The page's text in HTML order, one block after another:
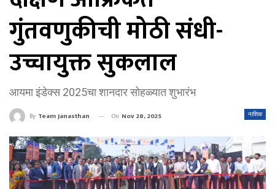
गुंतवणुकीची मोठी संधी-
उच्चायुक्त सुकलाल
आयमा इंडेक्स 2025चा शानदार सोहळ्यात शुभारंभ
नाशिक
By Team Janasthan On Nov 28, 2025